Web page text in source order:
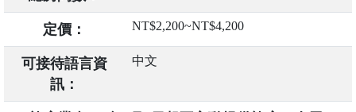
定價： NT$2,200~NT$4,200
可接待語言資
訊：
中文